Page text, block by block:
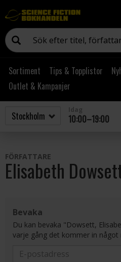
Sortiment Tips & Topplistor
Outlet & Kampanjer
10:00–19:00
FÖRFATTARE
Elisabeth
Bevaka
Du kan bevaka "Dowsett,
varje gång det kommer in något